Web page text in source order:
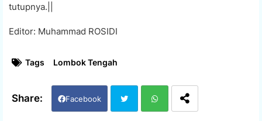
tutupnya.||
Editor: Muhammad ROSIDI
Tags Lombok Tengah
Facebook